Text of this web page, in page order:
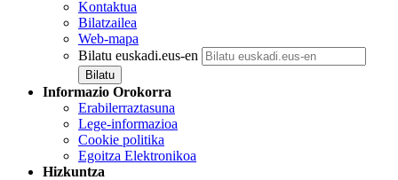
Kontaktua
Bilatzailea
Web-mapa
Bilatu euskadi.eus-en
Informazio Orokorra
Erabilerraztasuna
Lege-informazioa
Cookie politika
Egoitza Elektronikoa
Hizkuntza